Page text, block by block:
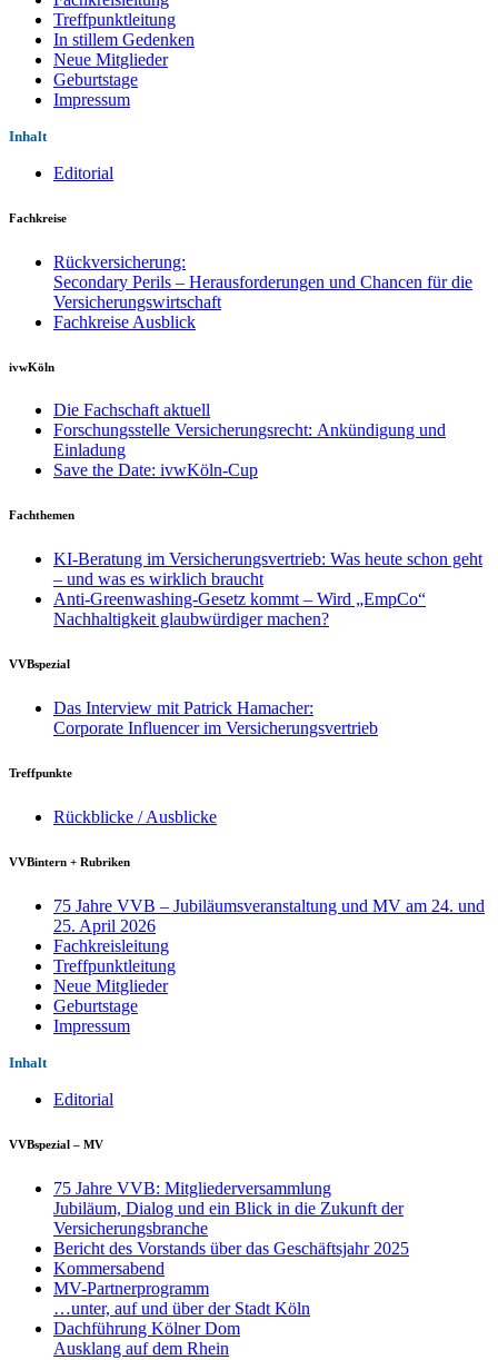
Treffpunktleitung
In stillem Gedenken
Neue Mitglieder
Geburtstage
Impressum
Inhalt
Editorial
Fachkreise
Rückversicherung:
Secondary Perils – Herausforderungen und Chancen für die
Versicherungswirtschaft
Fachkreise Ausblick
ivwKöln
Die Fachschaft aktuell
Forschungsstelle Versicherungsrecht: Ankündigung und
Einladung
Save the Date: ivwKöln-Cup
Fachthemen
KI-Beratung im Versicherungsvertrieb: Was heute schon geht
– und was es wirklich braucht
Anti-Greenwashing-Gesetz kommt – Wird „EmpCo“
Nachhaltigkeit glaubwürdiger machen?
VVBspezial
Das Interview mit Patrick Hamacher:
Corporate Influencer im Versicherungsvertrieb
Treffpunkte
Rückblicke / Ausblicke
VVBintern + Rubriken
75 Jahre VVB – Jubiläumsveranstaltung und MV am 24. und
25. April 2026
Fachkreisleitung
Treffpunktleitung
Neue Mitglieder
Geburtstage
Impressum
Inhalt
Editorial
VVBspezial – MV
75 Jahre VVB: Mitgliederversammlung
Jubiläum, Dialog und ein Blick in die Zukunft der
Versicherungsbranche
Bericht des Vorstands über das Geschäftsjahr 2025
Kommersabend
MV-Partnerprogramm
…unter, auf und über der Stadt Köln
Dachführung Kölner Dom
Ausklang auf dem Rhein